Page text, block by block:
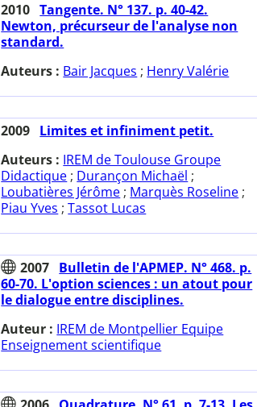
2010 Tangente. N° 137. p. 40-42.
Newton, précurseur de l'analyse non
standard.
Auteurs : Bair Jacques ; Henry Valérie
2009 Limites et infiniment petit.
Auteurs : IREM de Toulouse Groupe
Didactique ; Durançon Michaël ;
Loubatières Jérôme ; Marquès Roseline ;
Piau Yves ;Tassot Lucas
2007 Bulletin de l'APMEP. N° 468. p.
60-70. L'option sciences : un atout pour
le dialogue entre disciplines.
Auteur : IREM de Montpellier Equipe
Enseignement scientifique